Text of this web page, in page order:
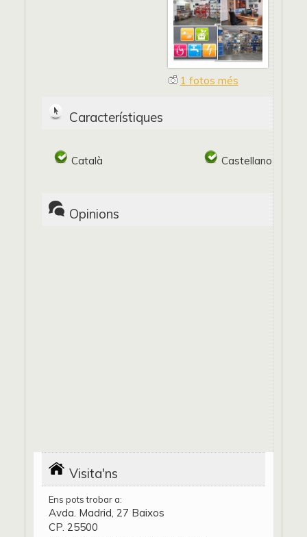
1 fotos més
Característiques
Català Castellano
Opinions
Visita'ns
Ens pots trobar a:
Avda. Madrid, 27 Baixos
CP. 25500